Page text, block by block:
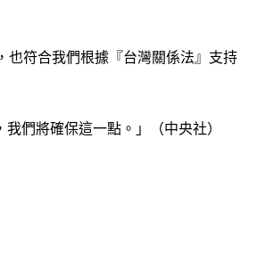
也符合我們根據『台灣關係法』支持
們將確保這一點。」（中央社）